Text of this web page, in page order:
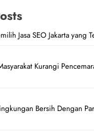
Jasa SEO Jakarta yang
Kurangi
Bersih Dengan